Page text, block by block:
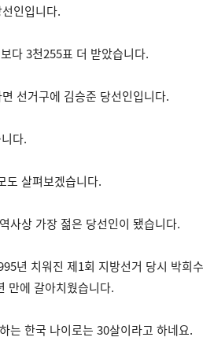
인입니다.
다 3천255표 더 받았습니다.
선거구에 김승준 당선인입니다.
다.
도 살펴보겠습니다.
사상 가장 젊은 당선인이 됐습니다.
년 치워진 제1회 지방선거 당시 박희수
만에 갈아치웠습니다.
는 한국 나이로는 30살이라고 하네요.